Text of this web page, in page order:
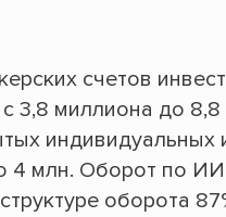
счетов
3,8 миллиона до
индивидуальных
млн. Оборот по
оборота